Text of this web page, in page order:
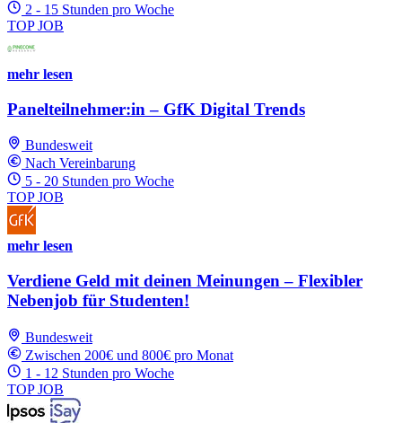
2 - 15 Stunden pro Woche
TOP JOB
mehr lesen
Panelteilnehmer:in – GfK Digital Trends
Bundesweit
Nach Vereinbarung
5 - 20 Stunden pro Woche
TOP JOB
mehr lesen
Verdiene Geld mit deinen Meinungen – Flexibler
Nebenjob für Studenten!
Bundesweit
Zwischen 200€ und 800€ pro Monat
1 - 12 Stunden pro Woche
TOP JOB